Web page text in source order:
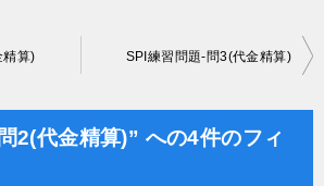
精算) SPI練習問題-問3(代金精算)
2(代金精算)” への4件のフィ